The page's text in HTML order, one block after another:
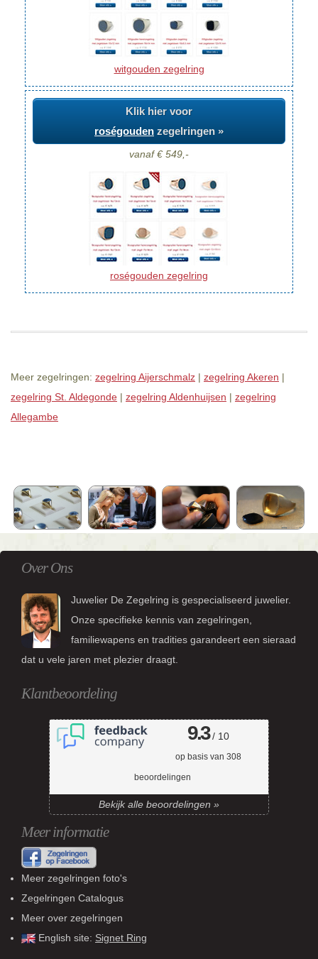
witgouden zegelring
Klik hier voor
roségouden zegelringen »
vanaf € 549,-
roségouden zegelring
Meer zegelringen: zegelring Aijerschmalz | zegelring Akeren |
zegelring St. Aldegonde | zegelring Aldenhuijsen | zegelring
Allegambe
Over Ons
Juwelier De Zegelring is gespecialiseerd juwelier.
Onze specifieke kennis van zegelringen,
familiewapens en tradities garandeert een sieraad
dat u vele jaren met plezier draagt.
Klantbeoordeling
9.3/ 10
op basis van 308
beoordelingen
Bekijk alle beoordelingen »
Meer informatie
Meer zegelringen foto's
Zegelringen Catalogus
Meer over zegelringen
English site: Signet Ring